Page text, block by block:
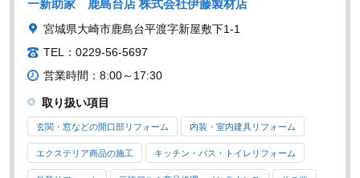
一新助家 鹿島台店 株式会社伊藤製材店
宮城県大崎市鹿島台平渡字新屋敷下1-1
TEL：0229-56-5697
営業時間：8:00～17:30
取り扱い項目
玄関・窓などの開口部リフォーム 内装・室内建具リフォーム
エクステリア商品の施工 キッチン・バス・トイレリフォーム